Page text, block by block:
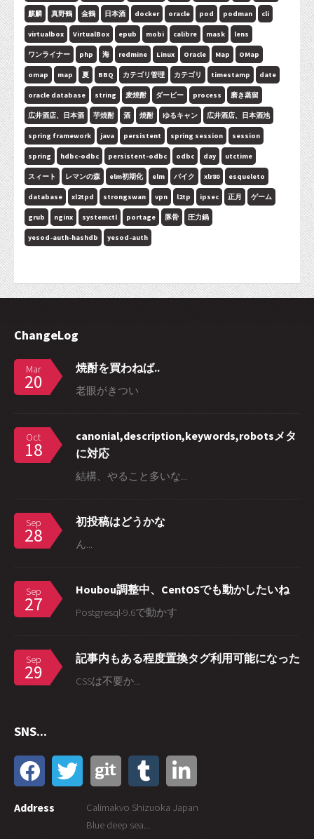
麒麟 真野鶴 金鶴 日本酒 docker oracle pod podman cli
virtualbox VirtualBox epub mobi calibre mask lens
ワンライナー php 海 redmine Linux Oracle Map OMap
omap map 夏 BBQ カテゴリ管理 カテゴリ timestamp date
oracle database string 麦焼酎 ダービー process 磨き蒸留
広井酒店、日本酒 芋焼酎 酒 焼酎 ゆるキャン 広井酒店、日本酒池
spring framework java persistent spring session session
spring hdbc-odbc persistent-odbc odbc day utctime
スィート レマンの森 elm初期化 elm バイク xlr80 esqueleto
database xl2tpd strongswan vpn l2tp ipsec 正月 ゲーム
grub nginx systemctl portage 豚骨 圧力鍋
yesod-auth-hashdb yesod-auth
ChangeLog
Mar
20
焼酎を買わねば..
老眼がきつい
Oct
18
canonial,description,keywords,robotsメタ
に対応
結構、やること多いな...
Sep
28
初投稿はどうかな
ん...
Sep
27
Houbou調整中、CentOSでも動かしたいね
Postgresql-9.6で動かす
Sep
29
記事内もある程度置換タグ利用可能になった
CSSは不要か...
SNS...
Address
Calimakvo Shizuoka Japan
Blue deep sea...